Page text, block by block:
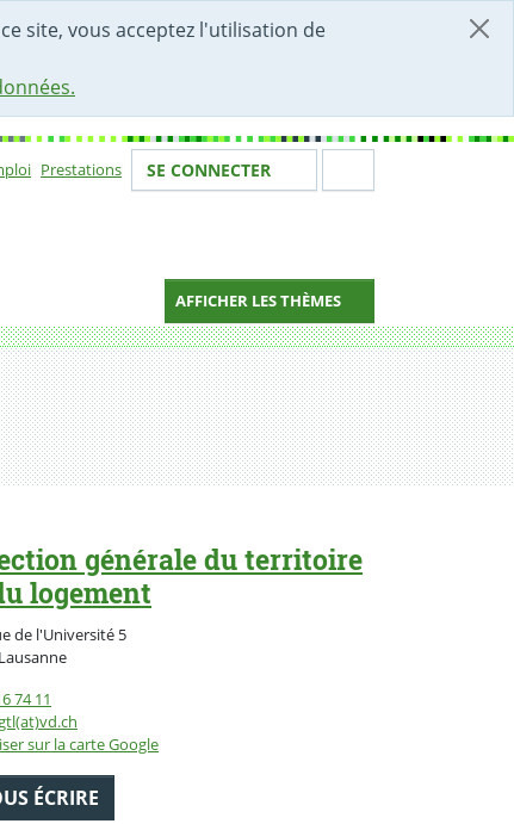
site, vous acceptez l'utilisation de
Prestations Votre identité
SE CONNECTER
AFFICHER LES THÈMES
générale du territoire
logement
de l'Université 5
LausanneSuisse
74 11
sur la carte Google
ÉCRIRE